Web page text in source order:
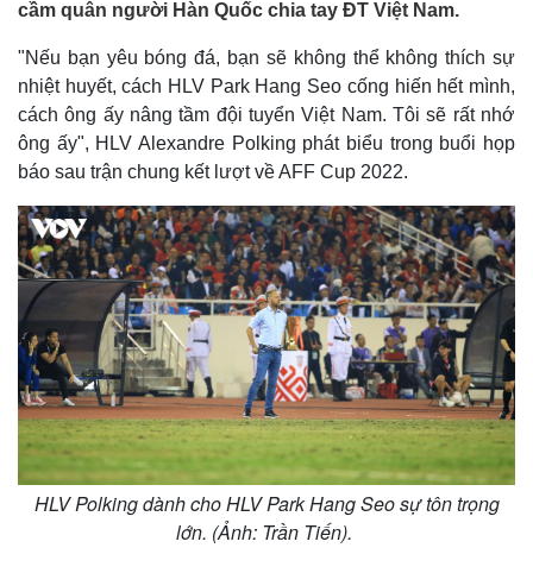
cầm quân người Hàn Quốc chia tay ĐT Việt Nam.
"Nếu bạn yêu bóng đá, bạn sẽ không thể không thích sự
nhiệt huyết, cách HLV Park Hang Seo cống hiến hết mình,
cách ông ấy nâng tầm đội tuyển Việt Nam. Tôi sẽ rất nhớ
ông ấy", HLV Alexandre Polking phát biểu trong buổi họp
báo sau trận chung kết lượt về AFF Cup 2022.
HLV Polking dành cho HLV Park Hang Seo sự tôn trọng
lớn. (Ảnh: Trần Tiến).